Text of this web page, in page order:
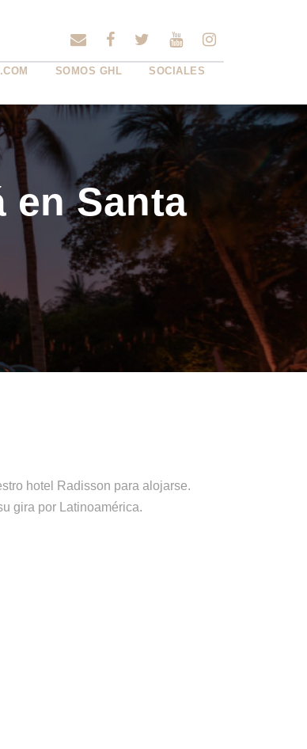
SOMOS GHL SOCIALES
en Santa
hotel Radisson para alojarse.
gira por Latinoamérica.